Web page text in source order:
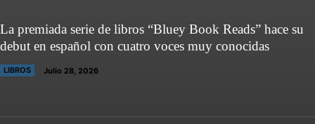
La premiada serie de libros “Bluey Book Reads” hace su
debut en español con cuatro voces muy conocidas
LIBROS Julio 28, 2026